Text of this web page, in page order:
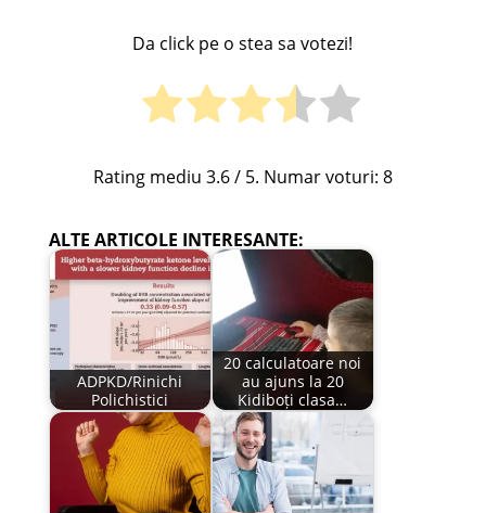
Da click pe o stea sa votezi!
Rating mediu 3.6/ 5. Numar voturi: 8
ALTE ARTICOLE INTERESANTE:
ADPKD/Rinichi
Polichistici
20 calculatoare noi
au ajuns la 20
Kidiboți clasa…